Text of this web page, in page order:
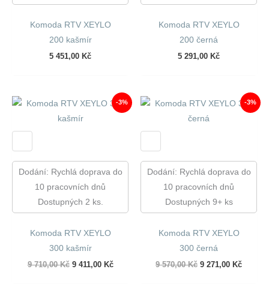
Komoda RTV XEYLO
200 kašmír
5 451,00 Kč
Komoda RTV XEYLO
200 černá
5 291,00 Kč
-3%
Dodání: Rychlá doprava do
10 pracovních dnů
Dostupných 2 ks.
Komoda RTV XEYLO
300 kašmír
9 710,00Kč Původní
9 411,00 KčAktuální
-3%
Dodání: Rychlá doprava do
10 pracovních dnů
Dostupných 9+ ks
Komoda RTV XEYLO
300 černá
9 570,00Kč Původní
9 271,00 Kč